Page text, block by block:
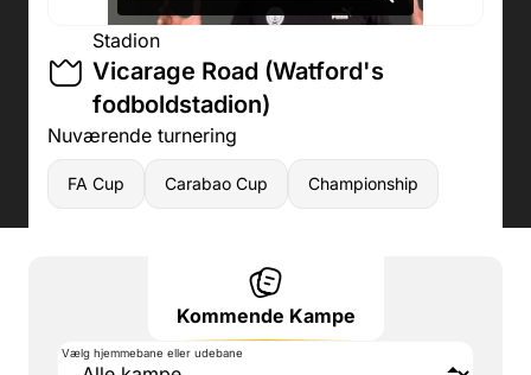
Stadion
Vicarage Road (Watford's
fodboldstadion)
Nuværende turnering
FA Cup Carabao Cup Championship
Kommende Kampe
Vælg hjemmebane eller udebane